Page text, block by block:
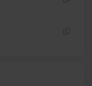
from your use